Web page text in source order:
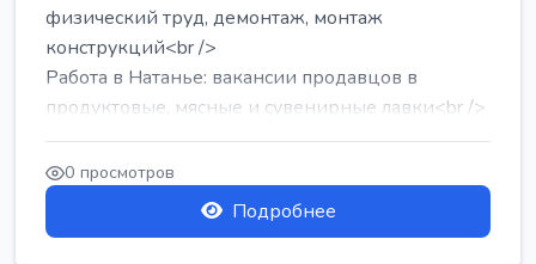
физический труд, демонтаж, монтаж
конструкций<br />
Работа в Натанье: вакансии продавцов в
продуктовые, мясные и сувенирные лавки<br />
Разнорабочий на сборку м...
0 просмотров
Подробнее